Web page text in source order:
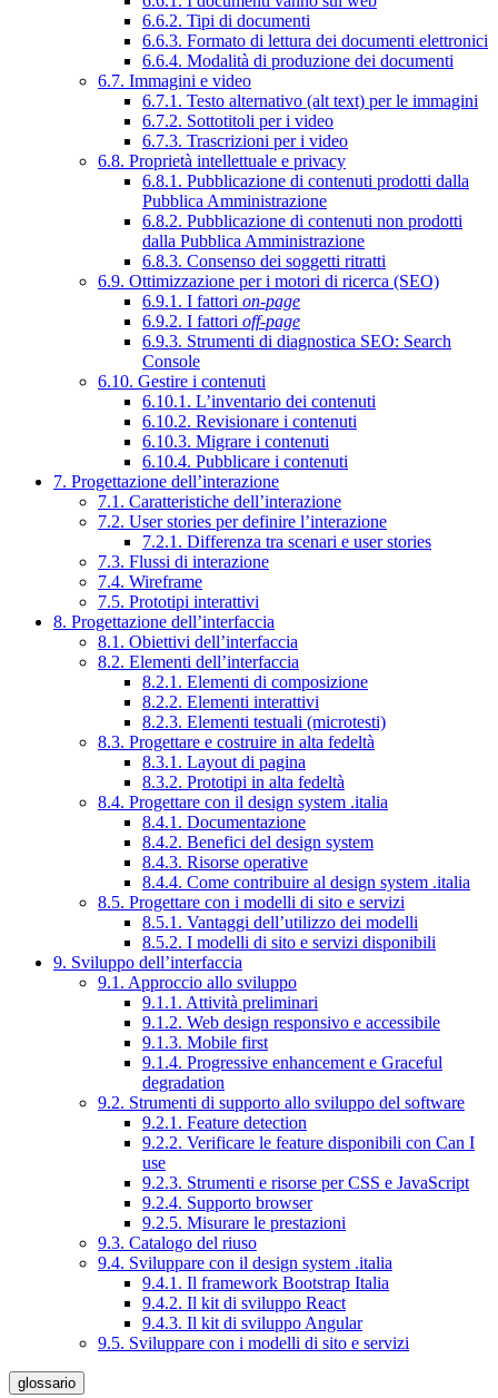
6.6.2. Tipi di documenti
6.6.3. Formato di lettura dei documenti elettronici
6.6.4. Modalità di produzione dei documenti
6.7. Immagini e video
6.7.1. Testo alternativo (alt text) per le immagini
6.7.2. Sottotitoli per i video
6.7.3. Trascrizioni per i video
6.8. Proprietà intellettuale e privacy
6.8.1. Pubblicazione di contenuti prodotti dalla
Pubblica Amministrazione
6.8.2. Pubblicazione di contenuti non prodotti
dalla Pubblica Amministrazione
6.8.3. Consenso dei soggetti ritratti
6.9. Ottimizzazione per i motori di ricerca (SEO)
6.9.1. I fattori on-page
6.9.2. I fattori off-page
6.9.3. Strumenti di diagnostica SEO: Search
Console
6.10. Gestire i contenuti
6.10.1. L’inventario dei contenuti
6.10.2. Revisionare i contenuti
6.10.3. Migrare i contenuti
6.10.4. Pubblicare i contenuti
7. Progettazione dell’interazione
7.1. Caratteristiche dell’interazione
7.2. User stories per definire l’interazione
7.2.1. Differenza tra scenari e user stories
7.3. Flussi di interazione
7.4. Wireframe
7.5. Prototipi interattivi
8. Progettazione dell’interfaccia
8.1. Obiettivi dell’interfaccia
8.2. Elementi dell’interfaccia
8.2.1. Elementi di composizione
8.2.2. Elementi interattivi
8.2.3. Elementi testuali (microtesti)
8.3. Progettare e costruire in alta fedeltà
8.3.1. Layout di pagina
8.3.2. Prototipi in alta fedeltà
8.4. Progettare con il design system .italia
8.4.1. Documentazione
8.4.2. Benefici del design system
8.4.3. Risorse operative
8.4.4. Come contribuire al design system .italia
8.5. Progettare con i modelli di sito e servizi
8.5.1. Vantaggi dell’utilizzo dei modelli
8.5.2. I modelli di sito e servizi disponibili
9. Sviluppo dell’interfaccia
9.1. Approccio allo sviluppo
9.1.1. Attività preliminari
9.1.2. Web design responsivo e accessibile
9.1.3. Mobile first
9.1.4. Progressive enhancement e Graceful
degradation
9.2. Strumenti di supporto allo sviluppo del software
9.2.1. Feature detection
9.2.2. Verificare le feature disponibili con Can I
use
9.2.3. Strumenti e risorse per CSS e JavaScript
9.2.4. Supporto browser
9.2.5. Misurare le prestazioni
9.3. Catalogo del riuso
9.4. Sviluppare con il design system .italia
9.4.1. Il framework Bootstrap Italia
9.4.2. Il kit di sviluppo React
9.4.3. Il kit di sviluppo Angular
9.5. Sviluppare con i modelli di sito e servizi
glossario